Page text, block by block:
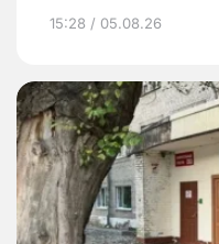
15:28 / 05.08.26